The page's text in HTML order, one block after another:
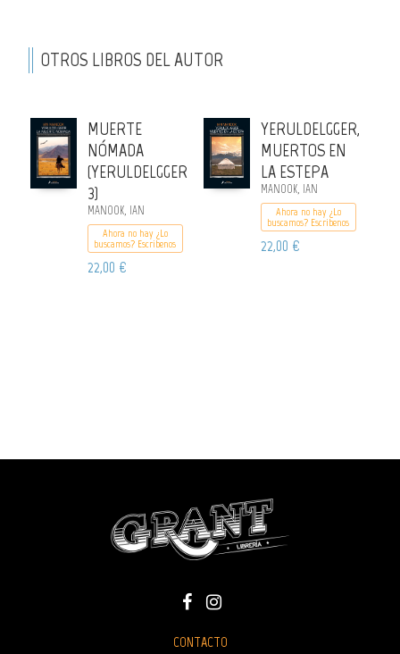
OTROS LIBROS DEL AUTOR
MUERTE
NÓMADA
(YERULDELGGER
3)
MANOOK, IAN
Ahora no hay ¿Lo
buscamos? Escribenos
22,00 €
YERULDELGGER,
MUERTOS EN
LA ESTEPA
MANOOK, IAN
Ahora no hay ¿Lo
buscamos? Escribenos
22,00 €
CONTACTO